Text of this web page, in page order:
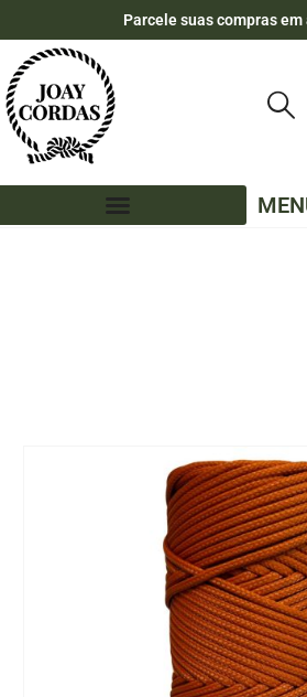
Parcele suas compras em